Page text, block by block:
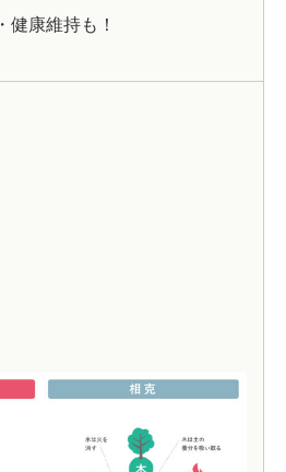
健康維持も！